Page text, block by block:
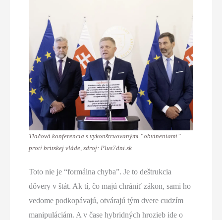
Tlačová konferencia s vykonštruovanými “obvineniami”
proti britskej vláde, zdroj: Plus7dni.sk
Toto nie je “formálna chyba”. Je to deštrukcia
dôvery v štát. Ak tí, čo majú chrániť zákon, sami ho
vedome podkopávajú, otvárajú tým dvere cudzím
manipuláciám. A v čase hybridných hrozieb ide o